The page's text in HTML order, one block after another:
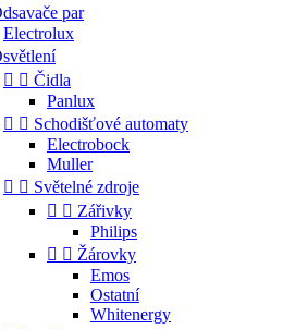
par
Electrolux
  Čidla
Panlux
  Schodišťové automaty
Electrobock
Muller
  Světelné zdroje
  Zářivky
Philips
  Žárovky
Emos
Ostatní
Whitenergy